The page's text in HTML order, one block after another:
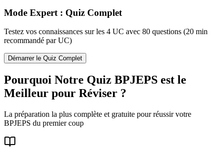
Mode Expert : Quiz Complet
Testez vos connaissances sur les 4 UC avec 80 questions (20 min
recommandé par UC)
Démarrer le Quiz Complet
Pourquoi Notre Quiz BPJEPS est le
Meilleur pour Réviser ?
La préparation la plus complète et gratuite pour réussir votre
BPJEPS du premier coup